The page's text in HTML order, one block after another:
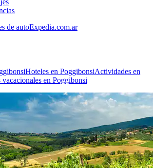
de autoExpedia.com.ar
Hoteles en PoggibonsiActividades en
vacacionales en Poggibonsi